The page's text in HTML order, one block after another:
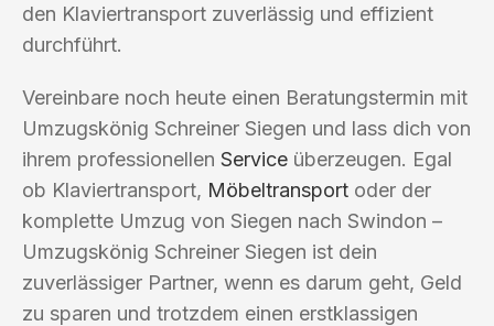
den Klaviertransport zuverlässig und effizient
durchführt.
Vereinbare noch heute einen Beratungstermin mit
Umzugskönig Schreiner Siegen und lass dich von
ihrem professionellen Service überzeugen. Egal
ob Klaviertransport, Möbeltransport oder der
komplette Umzug von Siegen nach Swindon –
Umzugskönig Schreiner Siegen ist dein
zuverlässiger Partner, wenn es darum geht, Geld
zu sparen und trotzdem einen erstklassigen